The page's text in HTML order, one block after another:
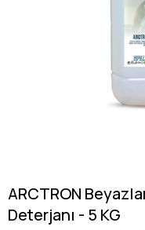
ARCTRON
Deterjanı - 5 KG